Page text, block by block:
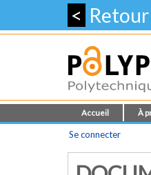
<
Accueil À
Se connecter